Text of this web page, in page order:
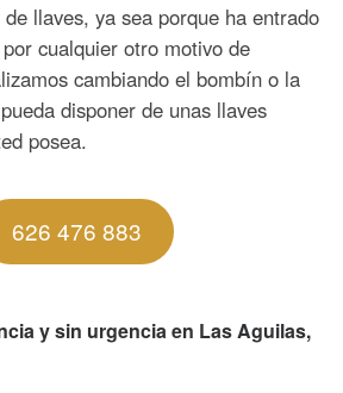
llaves, ya sea porque ha entrado
cualquier otro motivo de
cambiando el bombín o la
disponer de unas llaves
posea.
626 476 883
y sin urgencia en Las Aguilas,